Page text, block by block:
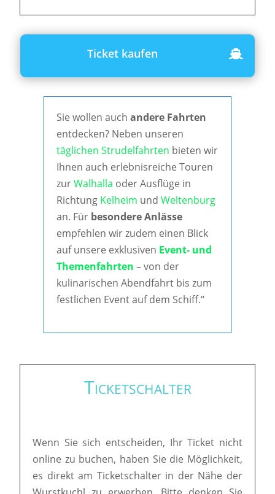
Ticket kaufen
Sie wollen auch andere Fahrten
entdecken? Neben unseren
täglichen Strudelfahrten bieten wir
Ihnen auch erlebnisreiche Touren
zurWalhalla oder Ausflüge in
Richtung Kelheim und Weltenburg
an. Für besondere Anlässe
empfehlen wir zudem einen Blick
auf unsere exklusiven Event- und
Themenfahrten – von der
kulinarischen Abendfahrt bis zum
festlichen Event auf dem Schiff.“
Ticketschalter
Wenn Sie sich entscheiden, Ihr Ticket nicht
online zu buchen, haben Sie die Möglichkeit,
es direkt am Ticketschalter in der Nähe der